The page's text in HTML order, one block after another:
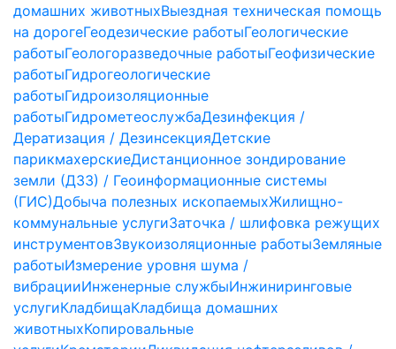
домашних животныхВыездная техническая помощь
на дорогеГеодезические работыГеологические
работыГеологоразведочные работыГеофизические
работыГидрогеологические
работыГидроизоляционные
работыГидрометеослужбаДезинфекция /
Дератизация / ДезинсекцияДетские
парикмахерскиеДистанционное зондирование
земли (ДЗЗ) / Геоинформационные системы
(ГИС)Добыча полезных ископаемыхЖилищно-
коммунальные услугиЗаточка / шлифовка режущих
инструментовЗвукоизоляционные работыЗемляные
работыИзмерение уровня шума /
вибрацииИнженерные службыИнжиниринговые
услугиКладбищаКладбища домашних
животныхКопировальные